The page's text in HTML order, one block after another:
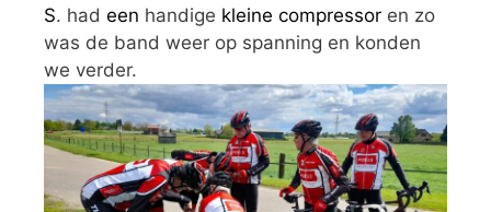
S. had een handige kleine compressor en zo
was de band weer op spanning en konden
we verder.